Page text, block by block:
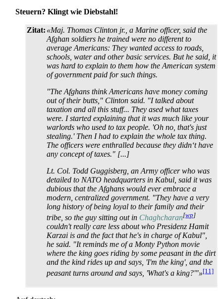
Steuern? Klingt wie Diebstahl!
Zitat: «Maj. Thomas Clinton jr., a Marine officer, said the
Afghan soldiers he trained were no different to
average Americans: They wanted access to roads,
schools, water and other basic services. But he said, it
was hard to explain to them how the American system
of government paid for such things.
"The Afghans think Americans have money coming
out of their butts," Clinton said. "I talked about
taxation and all this stuff... They ased what taxes
were. I started explaining that it was much like your
warlords who used to tax people. 'Oh no, that's just
stealing.' Then I had to explain the whole tax thing.
The officers were enthralled because they didn‘t have
any concept of taxes." [...]
Lt. Col. Todd Guggisberg, an Army officer who was
detailed to NATO headquarters in Kabul, said it was
dubious that the Afghans would ever embrace a
modern, centralized government. "They have a very
long history of being loyal to their family and their
tribe, so the guy sitting out in Chaghcharan[wp]
couldn't really care less about who Presidenz Hamit
Karzai is and the fact that he's in charge of Kabul",
he said. "It reminds me of a Monty Python movie
where the king goes riding by some peasant in the dirt
and the kind rides up and says, 'I'm the king', and the
peasant turns around and says, 'What's a king?'"»[11]